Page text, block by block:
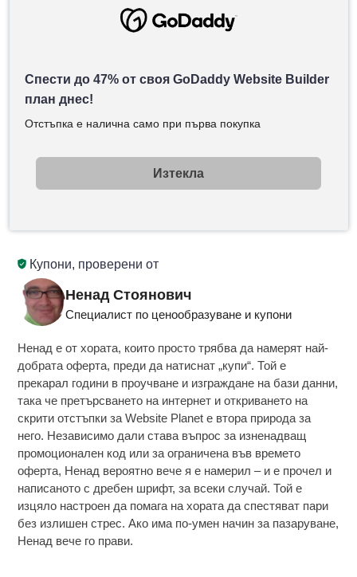
Купони, проверени от
Ненад Стоянович
Специалист по ценообразуване и купони
Ненад е от хората, които просто трябва да намерят най-
добрата оферта, преди да натиснат „купи“. Той е
прекарал години в проучване и изграждане на бази данни,
така че претърсването на интернет и откриването на
скрити отстъпки за Website Planet е втора природа за
него. Независимо дали става въпрос за изненадващ
промоционален код или за ограничена във времето
оферта, Ненад вероятно вече я е намерил – и е прочел и
написаното с дребен шрифт, за всеки случай. Той е
изцяло настроен да помага на хората да спестяват пари
без излишен стрес. Ако има по-умен начин за пазаруване,
Ненад вече го прави.
Спести до 47% от своя GoDaddy Website Builder
план днес!
Отстъпка е налична само при първа покупка
Изтекла